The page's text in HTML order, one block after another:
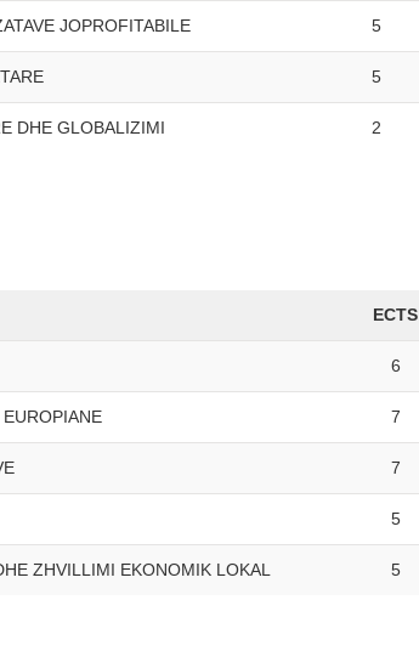
JOPROFITABILE 5
5
DHE GLOBALIZIMI 2
ECTS
6
7
7
5
ZHVILLIMI EKONOMIK LOKAL 5